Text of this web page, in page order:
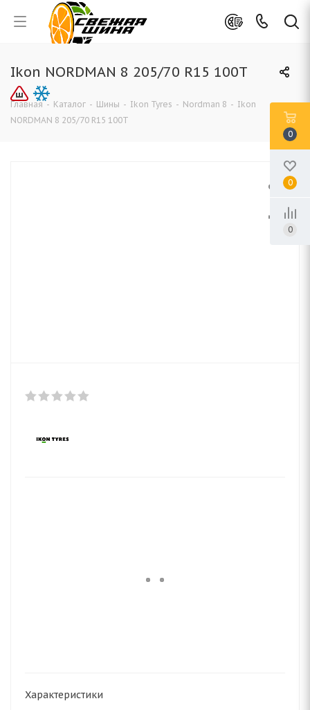
Ikon NORDMAN 8 205/70 R15 100T
Главная - Каталог - Шины - Ikon Tyres - Nordman 8 - Ikon
NORDMAN 8 205/70 R15 100T
Характеристики
0
0
0